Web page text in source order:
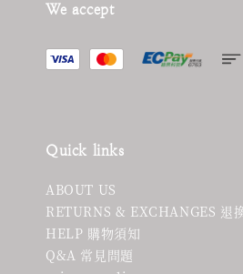
We accept
Quick links
ABOUT US
RETURNS & EXCHANGES 退
HELP 購物須知
Q&A 常見問題